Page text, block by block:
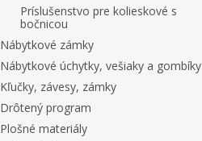
Príslušenstvo pre kolieskové s
bočnicou
Nábytkové zámky
Nábytkové úchytky, vešiaky a gombíky
Kľučky, závesy, zámky
Drôtený program
Plošné materiály